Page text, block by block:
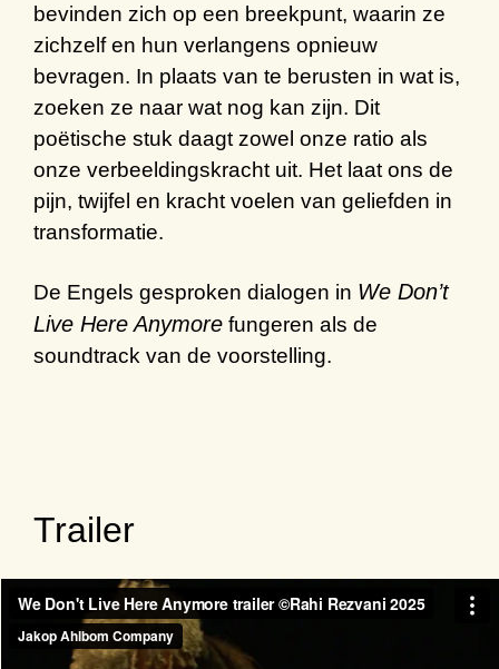
bevinden zich op een breekpunt, waarin ze
zichzelf en hun verlangens opnieuw
bevragen. In plaats van te berusten in wat is,
zoeken ze naar wat nog kan zijn. Dit
poëtische stuk daagt zowel onze ratio als
onze verbeeldingskracht uit. Het laat ons de
pijn, twijfel en kracht voelen van geliefden in
transformatie.
De Engels gesproken dialogen in We Don’t
Live Here Anymore fungeren als de
soundtrack van de voorstelling.
Trailer